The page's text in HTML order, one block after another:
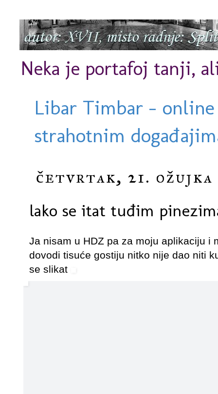
Neka je portafoj tanji,
Libar Timbar -
strahotnim
četvrtak, 21. ožujka
lako se itat tuđim
Ja nisam u HDZ pa za moju aplikaciju i
dovodi tisuće gostiju nitko nije dao niti
se slikat